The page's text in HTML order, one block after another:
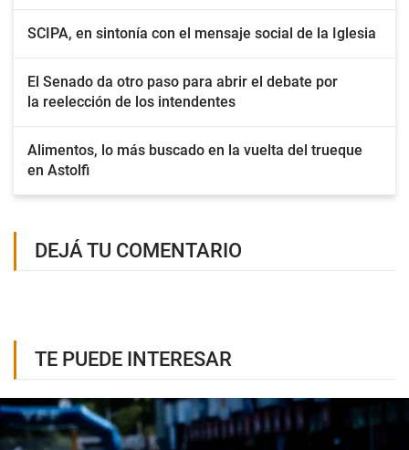
SCIPA, en sintonía con el mensaje social de la Iglesia
El Senado da otro paso para abrir el debate por
la reelección de los intendentes
Alimentos, lo más buscado en la vuelta del trueque
en Astolfi
DEJÁ TU COMENTARIO
TE PUEDE INTERESAR